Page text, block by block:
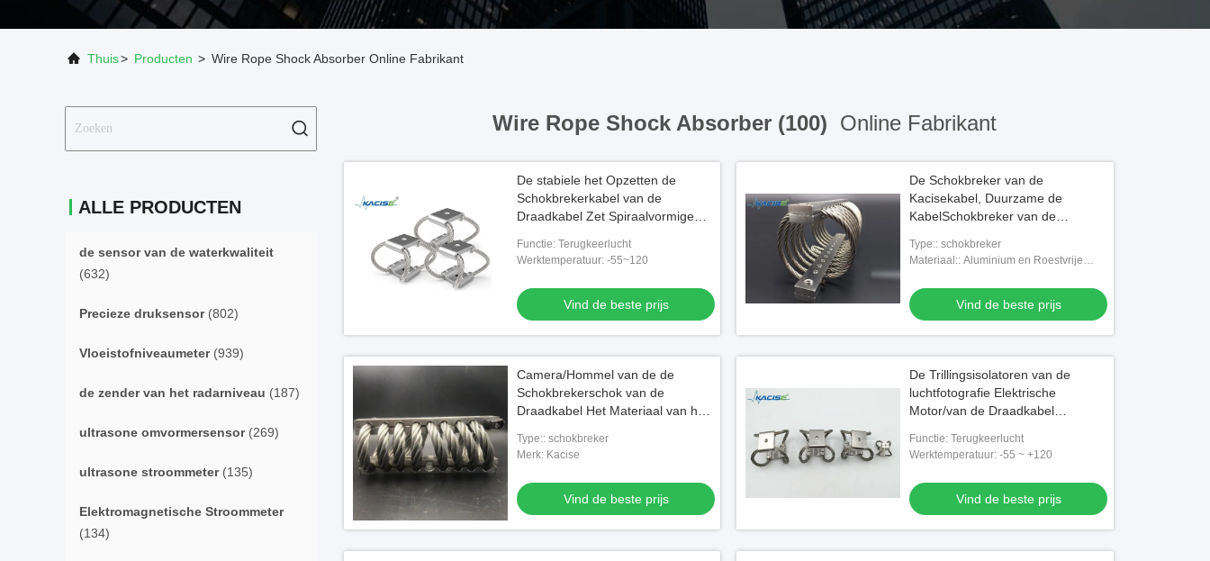
Thuis> Producten > Wire Rope Shock Absorber Online Fabrikant
ALLE PRODUCTEN
de sensor van de waterkwaliteit
(632)
Precieze druksensor(802)
Vloeistofniveaumeter(939)
de zender van het radarniveau (187)
ultrasone omvormersensor(269)
ultrasone stroommeter(135)
Elektromagnetische Stroommeter
(134)
Wire Rope Shock Absorber (100) Online Fabrikant
De stabiele het Opzetten de
Schokbrekerkabel van de
Draadkabel Zet Spiraalvormige
Functie: Terugkeerlucht
Werktemperatuur: -55~120
Vind de beste prijs
De Schokbreker van de
Kacisekabel, Duurzame de
KabelSchokbreker van de
Type:: schokbreker
Materiaal:: Aluminium en Roestvrije
Vind de beste prijs
Camera/Hommel van de de
Schokbrekerschok van de
Draadkabel Het Materiaal van het
Type:: schokbreker
Merk: Kacise
Vind de beste prijs
De Trillingsisolatoren van de
luchtfotografie Elektrische
Motor/van de Draadkabel
Functie: Terugkeerlucht
Werktemperatuur: -55 ~ +120
Vind de beste prijs